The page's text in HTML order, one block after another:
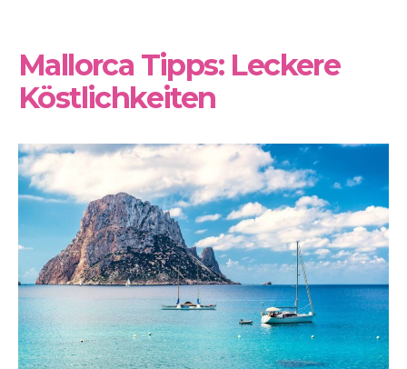
Mallorca Tipps: Leckere
Köstlichkeiten